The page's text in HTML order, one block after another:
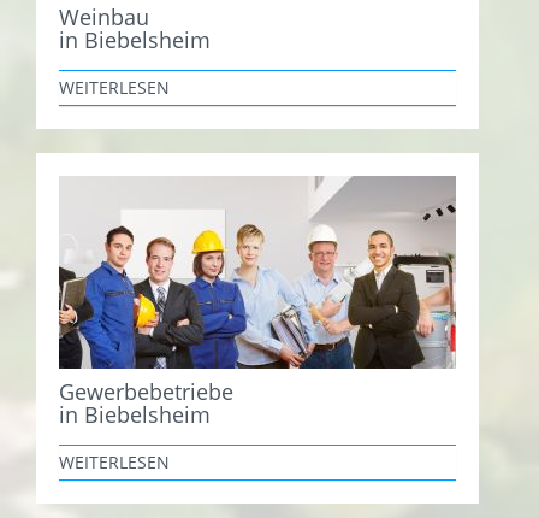
Weinbau
in Biebelsheim
WEITERLESEN
Gewerbebetriebe
in Biebelsheim
WEITERLESEN